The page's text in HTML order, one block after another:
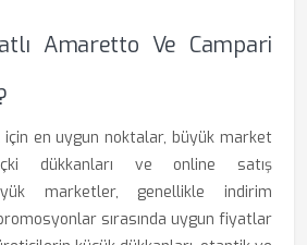
Amaretto Ve Campari
için en uygun noktalar, büyük market
dükkanları ve online satış
marketler, genellikle indirim
sırasında uygun fiyatlar